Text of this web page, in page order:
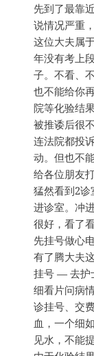
先到了最靠
说情况严重
这位大夫属
年没有考上
子。不看、
也不能给你
院等化验结
被推诿后很
连法院都投
动。但也不
给各位朋友
猛然看到2
进诊室。冲
很好，看了
先挂号做心
有了腾大夫
挂号 — 去护
细看片问病
诊挂号、交
血，一个细
见水，不能